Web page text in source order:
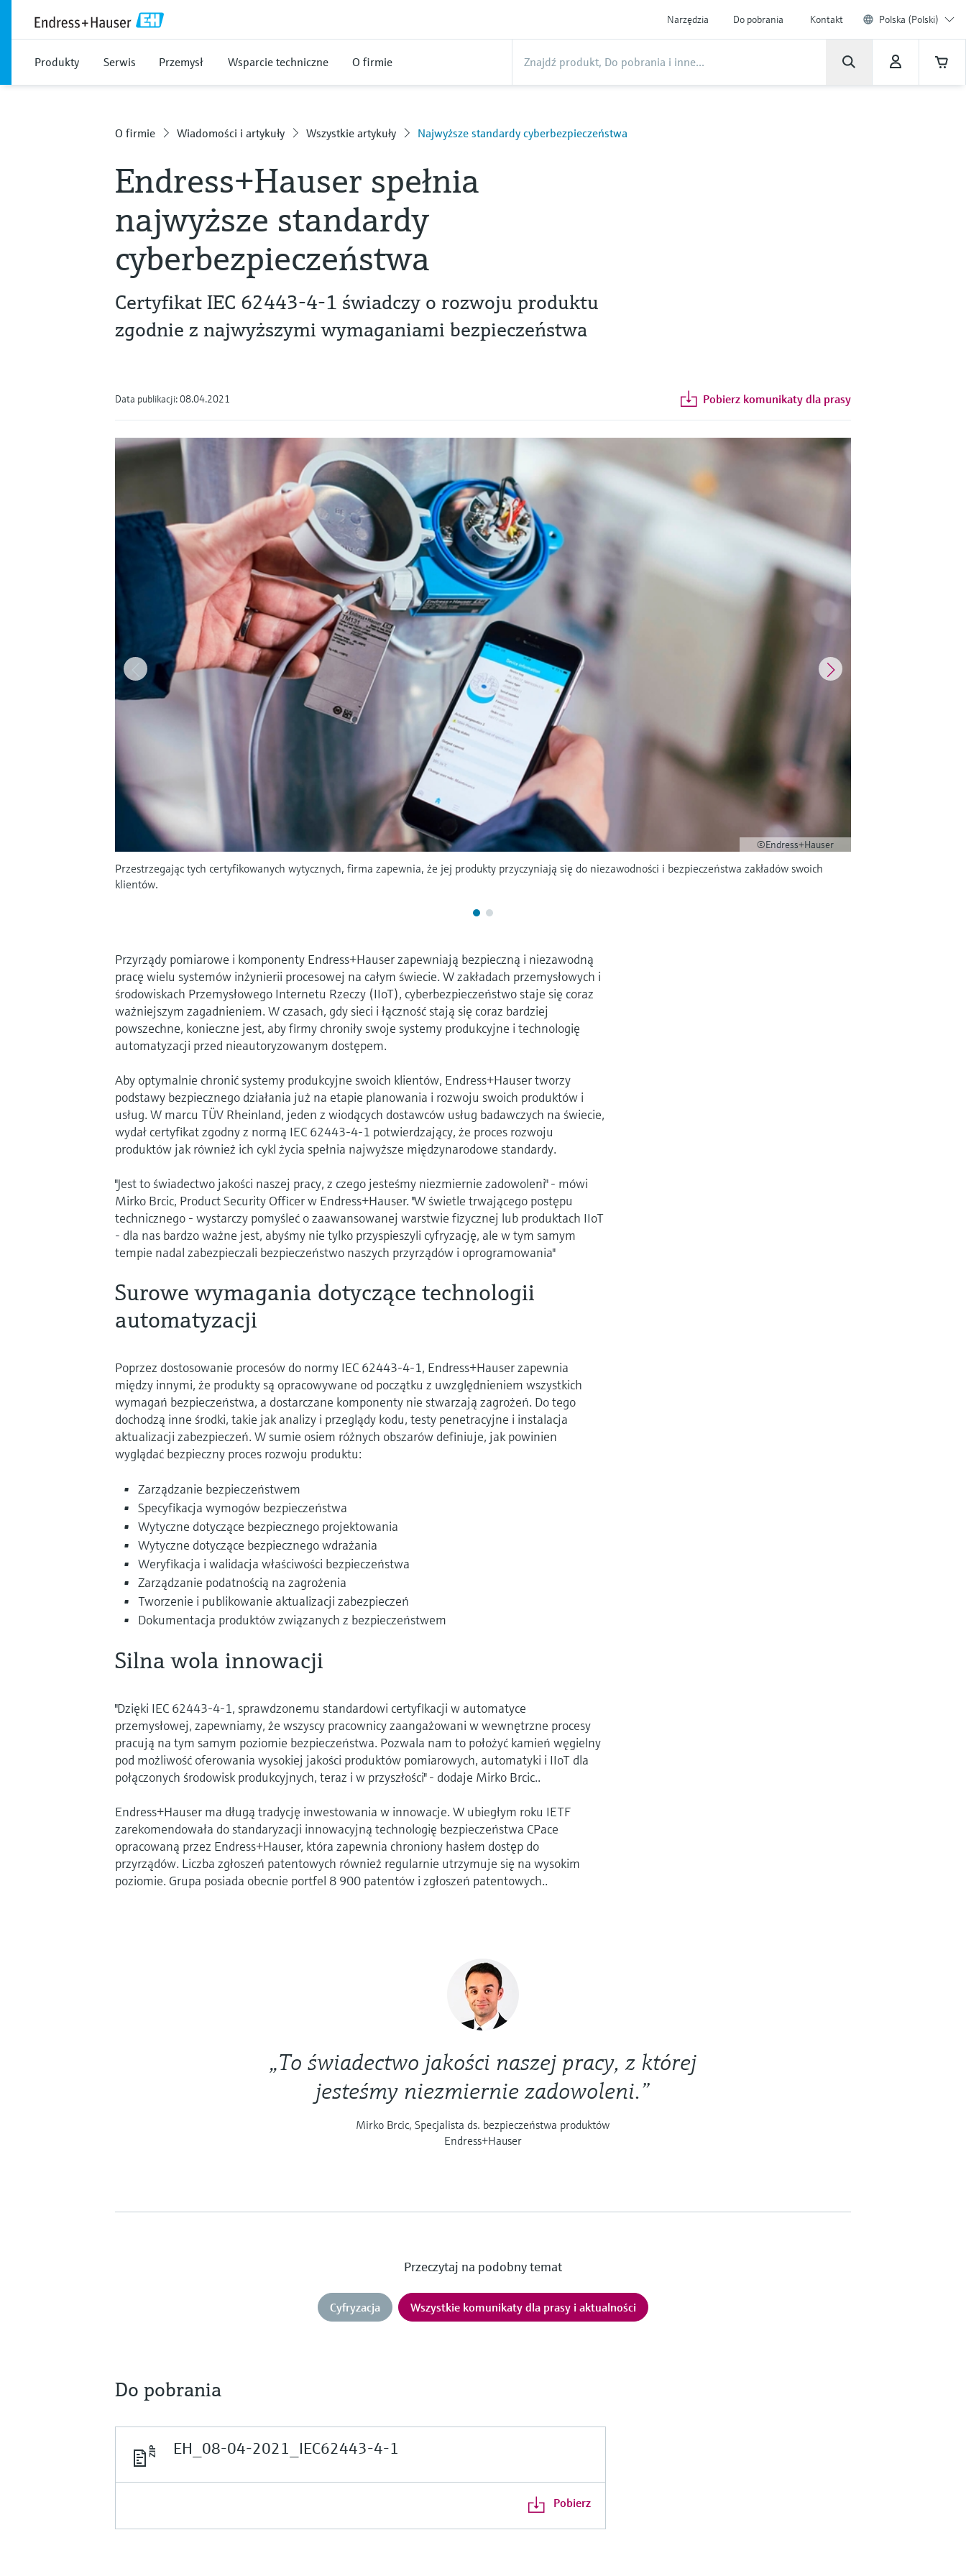
Narzędzia Do pobrania Kontakt Polska (Polski)
Produkty Serwis Przemysł Wsparcie techniczne O firmie
O firmie Wiadomości i artykuły Wszystkie artykuły Najwyższe standardy cyberbezpieczeństwa
Endress+Hauser spełnia
najwyższe standardy
cyberbezpieczeństwa
Certyfikat IEC 62443-4-1 świadczy o rozwoju produktu
zgodnie z najwyższymi wymaganiami bezpieczeństwa
Data publikacji: 08.04.2021 Pobierz komunikaty dla prasy
©Endress+Hauser
Przestrzegając tych certyfikowanych wytycznych, firma zapewnia, że jej produkty przyczyniają się do niezawodności i bezpieczeństwa zakładów swoich
klientów.
Przyrządy pomiarowe i komponenty Endress+Hauser zapewniają bezpieczną i niezawodną
pracę wielu systemów inżynierii procesowej na całym świecie. W zakładach przemysłowych i
środowiskach Przemysłowego Internetu Rzeczy (IIoT), cyberbezpieczeństwo staje się coraz
ważniejszym zagadnieniem. W czasach, gdy sieci i łączność stają się coraz bardziej
powszechne, konieczne jest, aby firmy chroniły swoje systemy produkcyjne i technologię
automatyzacji przed nieautoryzowanym dostępem.
Aby optymalnie chronić systemy produkcyjne swoich klientów, Endress+Hauser tworzy
podstawy bezpiecznego działania już na etapie planowania i rozwoju swoich produktów i
usług. W marcu TÜV Rheinland, jeden z wiodących dostawców usług badawczych na świecie,
wydał certyfikat zgodny z normą IEC 62443-4-1 potwierdzający, że proces rozwoju
produktów jak również ich cykl życia spełnia najwyższe międzynarodowe standardy.
"Jest to świadectwo jakości naszej pracy, z czego jesteśmy niezmiernie zadowoleni" - mówi
Mirko Brcic, Product Security Officer w Endress+Hauser. "W świetle trwającego postępu
technicznego - wystarczy pomyśleć o zaawansowanej warstwie fizycznej lub produktach IIoT
- dla nas bardzo ważne jest, abyśmy nie tylko przyspieszyli cyfryzację, ale w tym samym
tempie nadal zabezpieczali bezpieczeństwo naszych przyrządów i oprogramowania"
Surowe wymagania dotyczące technologii
automatyzacji
Poprzez dostosowanie procesów do normy IEC 62443-4-1, Endress+Hauser zapewnia
między innymi, że produkty są opracowywane od początku z uwzględnieniem wszystkich
wymagań bezpieczeństwa, a dostarczane komponenty nie stwarzają zagrożeń. Do tego
dochodzą inne środki, takie jak analizy i przeglądy kodu, testy penetracyjne i instalacja
aktualizacji zabezpieczeń. W sumie osiem różnych obszarów definiuje, jak powinien
wyglądać bezpieczny proces rozwoju produktu:
Zarządzanie bezpieczeństwem
Specyfikacja wymogów bezpieczeństwa
Wytyczne dotyczące bezpiecznego projektowania
Wytyczne dotyczące bezpiecznego wdrażania
Weryfikacja i walidacja właściwości bezpieczeństwa
Zarządzanie podatnością na zagrożenia
Tworzenie i publikowanie aktualizacji zabezpieczeń
Dokumentacja produktów związanych z bezpieczeństwem
Silna wola innowacji
"Dzięki IEC 62443-4-1, sprawdzonemu standardowi certyfikacji w automatyce
przemysłowej, zapewniamy, że wszyscy pracownicy zaangażowani w wewnętrzne procesy
pracują na tym samym poziomie bezpieczeństwa. Pozwala nam to położyć kamień węgielny
pod możliwość oferowania wysokiej jakości produktów pomiarowych, automatyki i IIoT dla
połączonych środowisk produkcyjnych, teraz i w przyszłości" - dodaje Mirko Brcic..
Endress+Hauser ma długą tradycję inwestowania w innowacje. W ubiegłym roku IETF
zarekomendowała do standaryzacji innowacyjną technologię bezpieczeństwa CPace
opracowaną przez Endress+Hauser, która zapewnia chroniony hasłem dostęp do
przyrządów. Liczba zgłoszeń patentowych również regularnie utrzymuje się na wysokim
poziomie. Grupa posiada obecnie portfel 8 900 patentów i zgłoszeń patentowych..
„To świadectwo jakości naszej pracy, z której
jesteśmy niezmiernie zadowoleni.”
Mirko Brcic, Specjalista ds. bezpieczeństwa produktów
Endress+Hauser
Przeczytaj na podobny temat
Cyfryzacja Wszystkie komunikaty dla prasy i aktualności
Do pobrania
EH_08-04-2021_IEC62443-4-1
Pobierz